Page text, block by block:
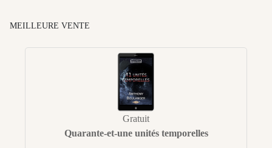
MEILLEURE VENTE
Gratuit
Quarante-et-une unités temporelles